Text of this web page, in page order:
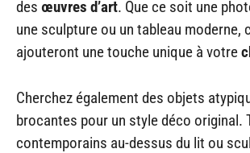
des œuvres d’art. Que ce soit une
une sculpture ou un tableau moderne,
ajouteront une touche unique à votre
Cherchez également des objets
brocantes pour un style déco original.
contemporains au-dessus du lit ou